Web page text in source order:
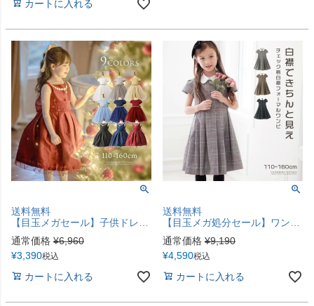
カートに入れる
送料無料
【目玉メガセール】子供ドレス 刺繍パールドレスワンピース シックドレスTAK
通常価格 ¥6,960
¥3,390税込
カートに入れる
送料無料
【目玉メガ処分セール】ワンピース 入学式 女の子 チェック柄 清楚な白襟ワンピース 白襟 半袖 卒業式 ワンピース セレモニー 小学校 フォーマル キッズ キャサリンコテージ TAK
通常価格 ¥9,190
¥4,590税込
カートに入れる